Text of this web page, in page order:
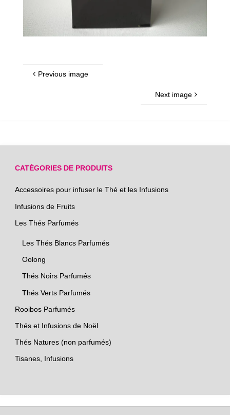
Previous image
Next image
CATÉGORIES DE PRODUITS
Accessoires pour infuser le Thé et les Infusions
Infusions de Fruits
Les Thés Parfumés
Les Thés Blancs Parfumés
Oolong
Thés Noirs Parfumés
Thés Verts Parfumés
Rooibos Parfumés
Thés et Infusions de Noël
Thés Natures (non parfumés)
Tisanes, Infusions